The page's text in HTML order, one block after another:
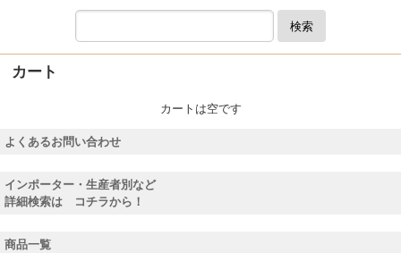
検索
カート
カートは空です
よくあるお問い合わせ
インポーター・生産者別など
詳細検索は コチラから！
商品一覧